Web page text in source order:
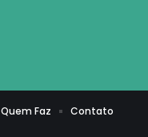
Quem Faz Contato